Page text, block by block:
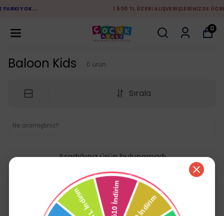
1.500 TL ÜZERİ ALIŞVERİŞLERİNİZDE ÜCRETSİZ KARGO
0
Baloon Kids 0 ürün
Sırala
Aradığınız ürün bulunamadı